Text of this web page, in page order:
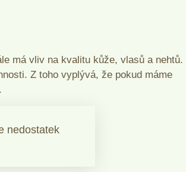
má vliv na kvalitu kůže, vlasů a nehtů.
Z toho vyplývá, že pokud máme
nedostatek